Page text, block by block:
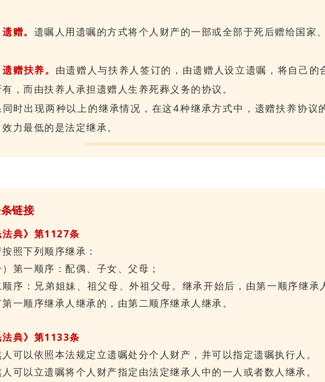
赠。 遗嘱人用遗嘱的方式将个人财产的一部或全部于死后赠给国家
赠扶养。 由遗赠人与扶养人签订的，由遗赠人设立遗嘱，将自己
有，而由扶养人承担遗赠人生养死葬义务的协议。
同时出现两种以上的继承情况，在这4种继承方式中，遗赠扶养协议
力最低的是法定继承。
链接
法典》第1127条
照下列顺序继承：
）第一顺序：配偶、子女、父母；
序：兄弟姐妹、祖父母、外祖父母。继承开始后，由第一顺序继承
一顺序继承人继承的，由第二顺序继承人继承。
法典》第1133条
人可以依照本法规定立遗嘱处分个人财产，并可以指定遗嘱执行人。
人可以立遗嘱将个人财产指定由法定继承人中的一人或者数人继承。